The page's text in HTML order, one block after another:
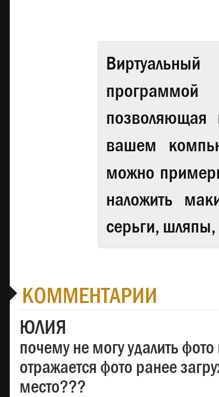
Виртуальный
вашем
можно
наложить
серьги,
КОММЕНТАРИИ
ЮЛИЯ
почему не могу удалить
отражается фото ранее
место???